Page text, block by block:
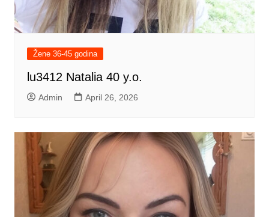
Žene 36-45 godina
lu3412 Natalia 40 y.o.
Admin April 26, 2026